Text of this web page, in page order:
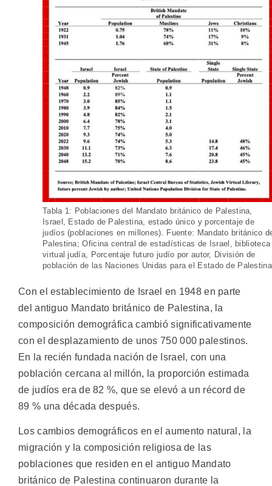
Tabla 1: Poblaciones del Mandato británico de Palestina,
Israel, Estado de Palestina, estado único y porcentaje de
judíos (poblaciones en millones). Fuente: Mandato británico
Palestina; Oficina central de estadísticas de Israel, biblioteca
virtual judía, Porcentaje futuro judío por autor, División de
población de las Naciones Unidas para el Estado de Palestina
Con el establecimiento de Israel en 1948 en parte
del antiguo Mandato británico de Palestina, la
composición demográfica cambió significativamente
con el desplazamiento de unos 750 000 palestinos.
En la recién fundada nación de Israel, con una
población cercana al millón, la proporción estimada
de judíos era de 82 %, que se elevó a un récord de
89 % una década después.
Los cambios demográficos en el aumento natural, la
migración y la composición religiosa de las
poblaciones que residen en el antiguo Mandato
británico de Palestina continuaron durante la